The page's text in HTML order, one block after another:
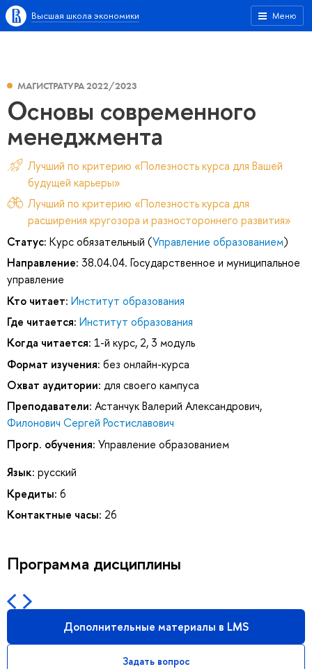
Меню
Высшая школа экономики
МАГИСТРАТУРА 2022/2023
Основы современного
менеджмента
Лучший по критерию «Полезность курса для Вашей
будущей карьеры»
Лучший по критерию «Полезность курса для
расширения кругозора и разностороннего развития»
Статус: Курс обязательный (Управление образованием)
Направление: 38.04.04. Государственное и муниципальное
управление
Кто читает: Институт образования
Где читается: Институт образования
Когда читается: 1-й курс, 2, 3 модуль
Формат изучения: без онлайн-курса
Охват аудитории: для своего кампуса
Преподаватели: Астанчук Валерий Александрович,
Филонович Сергей Ростиславович
Прогр. обучения: Управление образованием
Язык: русский
Кредиты: 6
Контактные часы: 26
Программа дисциплины
Дополнительные материалы в LMS
Задать вопрос